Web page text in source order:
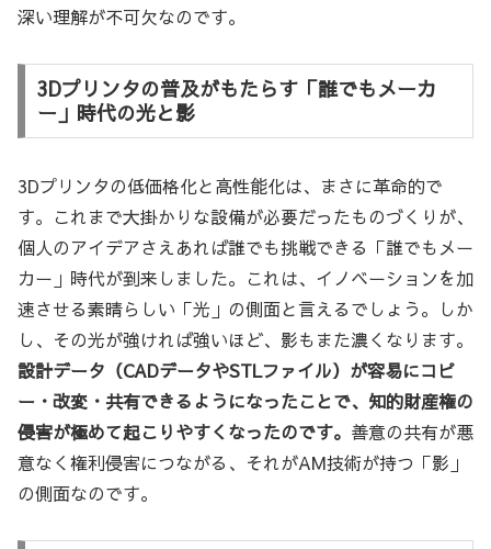
深い理解が不可欠なのです。
3Dプリンタの普及がもたらす「誰でもメーカ
ー」時代の光と影
3Dプリンタの低価格化と高性能化は、まさに革命的で
す。これまで大掛かりな設備が必要だったものづくりが、
個人のアイデアさえあれば誰でも挑戦できる「誰でもメー
カー」時代が到来しました。これは、イノベーションを加
速させる素晴らしい「光」の側面と言えるでしょう。しか
し、その光が強ければ強いほど、影もまた濃くなります。
設計データ（CADデータやSTLファイル）が容易にコピ
ー・改変・共有できるようになったことで、知的財産権の
侵害が極めて起こりやすくなったのです。 善意の共有が悪
意なく権利侵害につながる、それがAM技術が持つ「影」
の側面なのです。